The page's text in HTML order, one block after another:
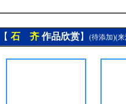
【 石 齐 作品欣赏】 (待添加)(